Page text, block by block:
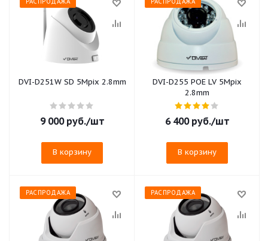
DVI-D251W SD 5Mpix 2.8mm
9 000руб./шт
В корзину
DVI-D255 POE LV 5Mpix
2.8mm
6 400руб./шт
В корзину
РАСПРОДАЖА РАСПРОДАЖА